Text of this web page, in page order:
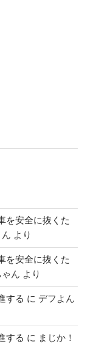
を安全に抜くた
より
を安全に抜くた
ん より
する に デフよん
する に まじか！